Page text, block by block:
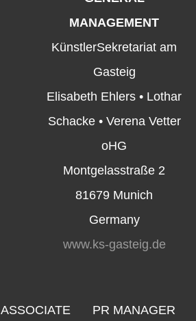
MANAGEMENT
KünstlerSekretariat am
Gasteig
Elisabeth Ehlers • Lothar
Schacke • Verena Vetter
oHG
Montgelasstraße 2
81679 Munich
Germany
www.ks-gasteig.de
ASSOCIATE
PR MANAGER